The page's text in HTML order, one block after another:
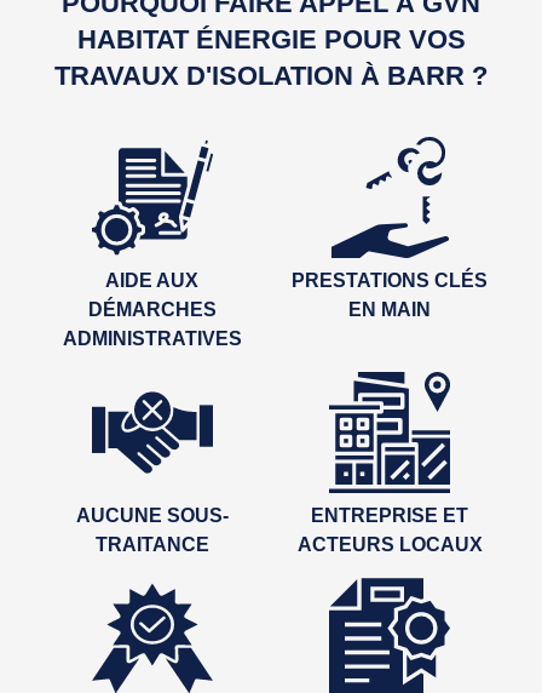
HABITAT ÉNERGIE POUR VOS
TRAVAUX D'ISOLATION À BARR ?
AIDE AUX
DÉMARCHES
ADMINISTRATIVES
PRESTATIONS CLÉS
EN MAIN
AUCUNE SOUS-
TRAITANCE
ENTREPRISE ET
ACTEURS LOCAUX